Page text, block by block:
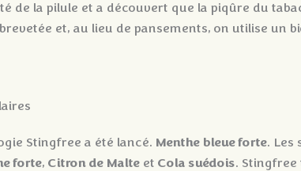
de la pilule et a découvert que la piqûre du
et, au lieu de pansements, on utilise un
Stingfree a été lancé. Menthe bleue forte. Les
forte, Citron de Malteet Cola suédois.